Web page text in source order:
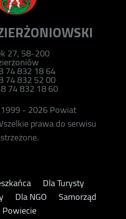
27, 58-200
74 832 18 64
74 832 52 00
74 832 18 60
- 2026 Powiat
prawa do serwisu
Dla Turysty
Dla NGO
Samorząd
Powiecie